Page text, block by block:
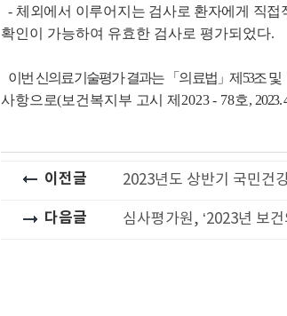
- 체외에서 이루어지는 검사로 환자에게 직
확인이 가능하여 유효한 검사로 평가되었다.
이번 신의료기술평가 결과는 「 의료법 」제 53조 및
사항으로(보건복지부 고시 제 2023 - 78호, 2023.
이전글 2023년도 상반기 국민건
다음글 심사평가원, ‘2023년 보